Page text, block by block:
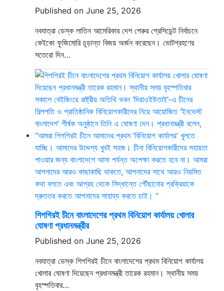
Published on June 25, 2026
নবযাত্রা ডেস্ক লাতিন আমেরিকার দেশ পেরুর প্রেসিডেন্ট নির্বাচনে
কেইকো ফুজিমোরি চূড়ান্ত বিজয় অর্জন করেছেন। ভোটগ্রহণের
সতেরো দিন…
শিগগিরই চীনে বাংলাদেশের প্রথম বিনিয়োগ কার্যালয় খোলার
ঘোষণা প্রধানমন্ত্রীর
Published on June 25, 2026
নবযাত্রা ডেস্ক শিগগিরই চীনে বাংলাদেশের প্রথম বিনিয়োগ কার্যালয়
খোলার ঘোষণা দিয়েছেন প্রধানমন্ত্রী তারেক রহমান। স্থানীয় সময়
বৃহস্পতিবার…